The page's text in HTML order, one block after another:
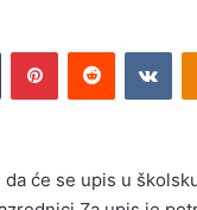
Tumblr PinterestReddit
će se upis u